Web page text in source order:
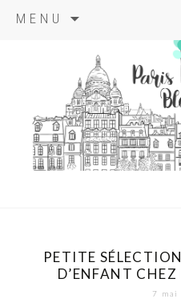
MENU
principal
paris
PETITE
D’ENFANT
7 mai